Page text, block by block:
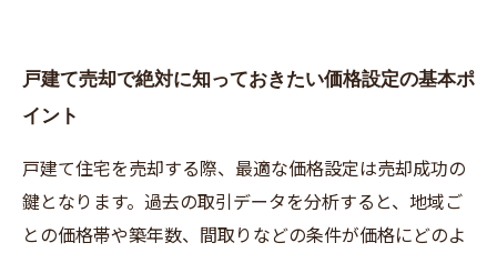
戸建て売却で絶対に知っておきたい価格設定の基本ポ
イント
戸建て住宅を売却する際、最適な価格設定は売却成功の
鍵となります。過去の取引データを分析すると、地域ご
との価格帯や築年数、間取りなどの条件が価格にどのよ